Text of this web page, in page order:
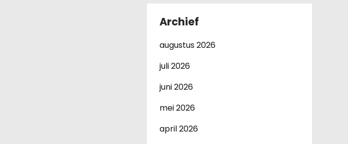
Archief
augustus 2026
juli 2026
juni 2026
mei 2026
april 2026